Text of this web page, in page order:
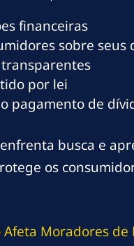
financeiras
sobre seus
por lei
pagamento de
busca e
os
Moradores de